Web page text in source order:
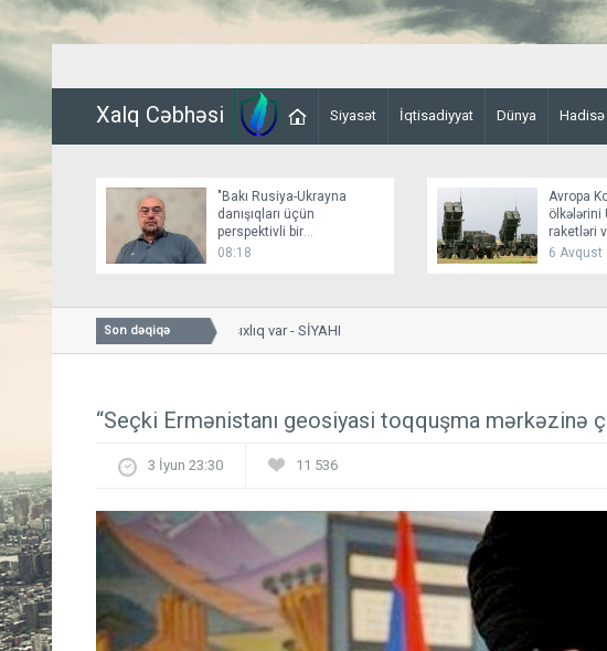
Xalq Cəbhəsi Siyasət İqtisadiyyat Dünya Hadisə
"Bakı Rusiya-Ukrayna
danışıqları üçün
perspektivli bir
platformadır"
08:18
Avropa
ölkələrini
raketləri
6 Avqust
Son dəqiqə
Bakıda bu yollarda sıxlıq var - SİYAHI
“Seçki Ermənistanı geosiyasi toqquşma mərkəzinə
3 İyun 23:30 11 536